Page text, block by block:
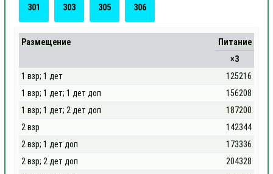
301 303 305 306
Размещение
Питание
×3
1 взр; 1 дет
125216
1 взр; 1 дет; 1 дет доп
156208
1 взр; 1 дет; 2 дет доп
187200
2 взр
142344
2 взр; 1 дет доп
173336
2 взр; 2 дет доп
204328